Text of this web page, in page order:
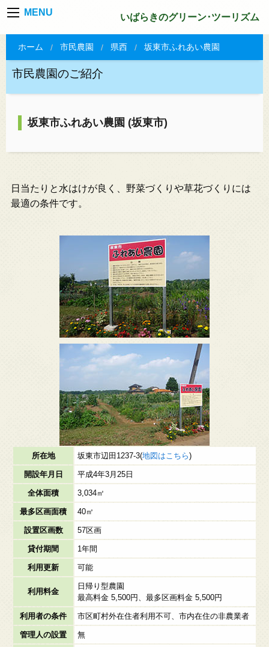
MENU いばらきのグリーン･ツーリズム
ホーム 市民農園 県西 坂東市ふれあい農園
市民農園のご紹介
坂東市ふれあい農園 (坂東市)
日当たりと水はけが良く、野菜づくりや草花づくりには
最適の条件です。
所在地 坂東市辺田1237-3(地図はこちら)
開設年月日 平成4年3月25日
全体面積 3,034㎡
最多区画面積 40㎡
設置区画数 57区画
貸付期間 1年間
利用更新 可能
利用料金
日帰り型農園
最高料金 5,500円、最多区画料金 5,500円
利用者の条件 市区町村外在住者利用不可、市内在住の非農業者
管理人の設置 無